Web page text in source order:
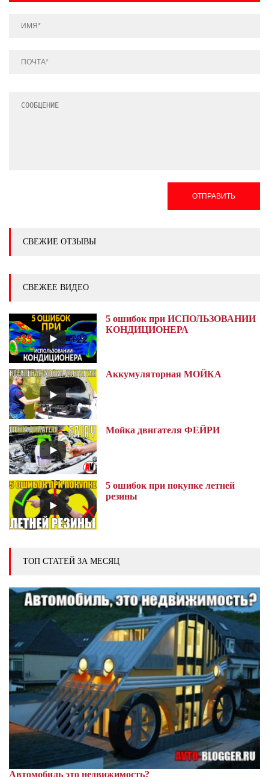
ОТПРАВИТЬ
СВЕЖИЕ ОТЗЫВЫ
СВЕЖЕЕ ВИДЕО
5 ошибок при ИСПОЛЬЗОВАНИИ
КОНДИЦИОНЕРА
Аккумуляторная МОЙКА
Мойка двигателя ФЕЙРИ
5 ошибок при покупке летней
резины
ТОП СТАТЕЙ ЗА МЕСЯЦ
Автомобиль это недвижимость?